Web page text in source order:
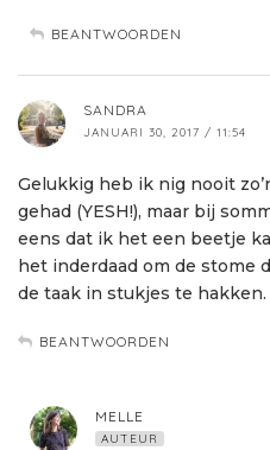
BEANTWOORDEN
SANDRA
JANUARI 30, 2017 / 11:54
Gelukkig heb ik nig nooit
gehad (YESH!), maar bij
eens dat ik het een beetje
het inderdaad om de stome
de taak in stukjes te hakken.
BEANTWOORDEN
MELLE
AUTEUR